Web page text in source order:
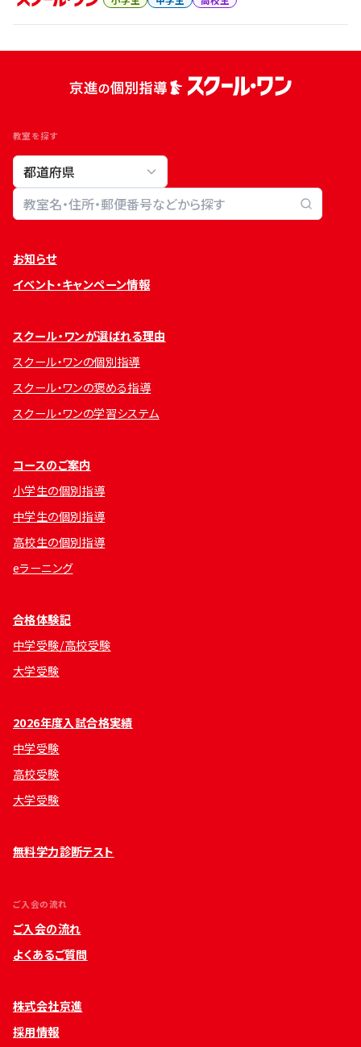
教室を探す
教室検索
お知らせ
イベント・キャンペーン情報
スクール・ワンが選ばれる理由
スクール・ワンの個別指導
スクール・ワンの褒める指導
スクール・ワンの学習システム
コースのご案内
小学生の個別指導
中学生の個別指導
高校生の個別指導
eラーニング
合格体験記
中学受験/高校受験
大学受験
2026年度入試合格実績
中学受験
高校受験
大学受験
無料学力診断テスト
ご入会の流れ
ご入会の流れ
よくあるご質問
株式会社京進
採用情報